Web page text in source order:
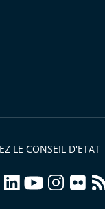
LE CONSEIL D'ETAT
linkedInyoutubeinstagram
flickrrss